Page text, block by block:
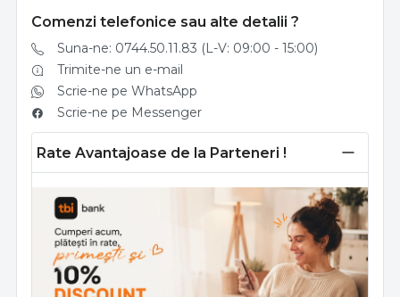
Comenzi telefonice sau alte detalii ?
Suna-ne: 0744.50.11.83 (L-V: 09:00 - 15:00)
Trimite-ne un e-mail
Scrie-ne pe WhatsApp
Scrie-ne pe Messenger
Rate Avantajoase de la Parteneri !